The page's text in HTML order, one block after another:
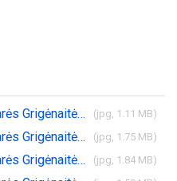
1.Vilniečių albumas, Gintarės Grigėnaitės nuotr. (jpg, 1.11 MB)
2.Vilniečių albumas, Gintarės Grigėnaitės nuotr. (jpg, 1.75 MB)
3.Vilniečių albumas, Gintarės Grigėnaitės nuotr. (jpg, 1.84 MB)